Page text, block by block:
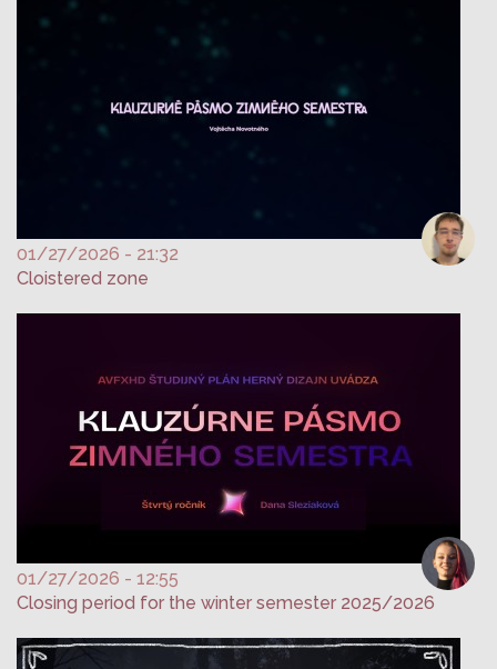
01/27/2026 - 21:32
Cloistered zone
01/27/2026 - 12:55
Closing period for the winter semester 2025/2026